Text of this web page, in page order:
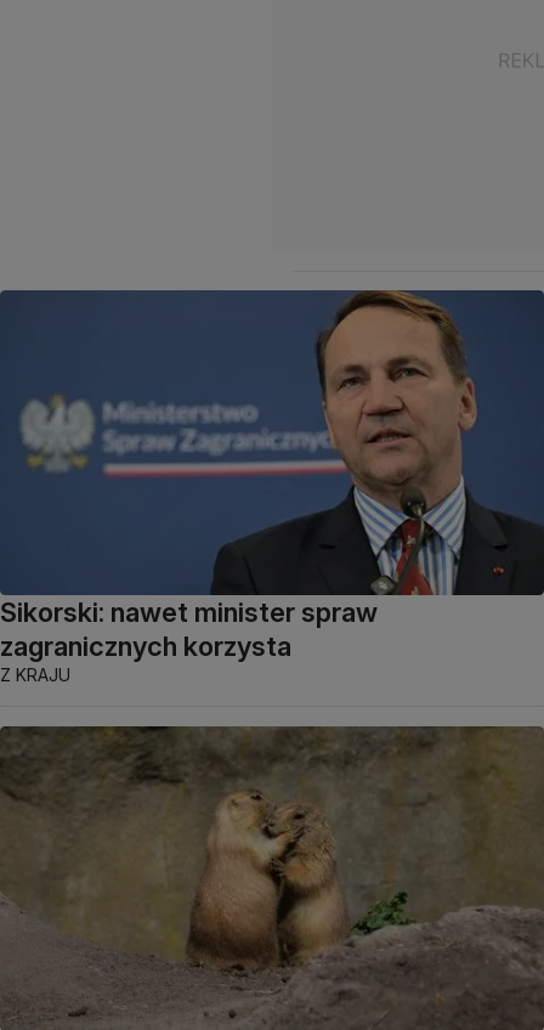
Sikorski: nawet minister spraw
zagranicznych korzysta
Z KRAJU